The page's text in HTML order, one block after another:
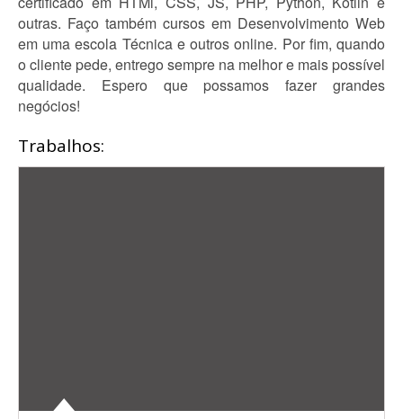
outras. Faço também cursos em Desenvolvimento Web
em uma escola Técnica e outros online. Por fim, quando
o cliente pede, entrego sempre na melhor e mais possível
qualidade. Espero que possamos fazer grandes
negócios!
Trabalhos: